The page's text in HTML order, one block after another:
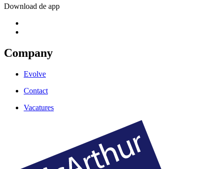
Download de app
Company
Evolve
Contact
Vacatures